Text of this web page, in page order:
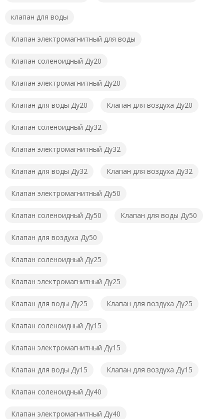
клапан для воды
Клапан электромагнитный для воды
Клапан соленоидный Ду20
Клапан электромагнитный Ду20
Клапан для воды Ду20 Клапан для воздуха Ду20
Клапан соленоидный Ду32
Клапан электромагнитный Ду32
Клапан для воды Ду32 Клапан для воздуха Ду32
Клапан электромагнитный Ду50
Клапан соленоидный Ду50 Клапан для воды Ду50
Клапан для воздуха Ду50
Клапан соленоидный Ду25
Клапан электромагнитный Ду25
Клапан для воды Ду25 Клапан для воздуха Ду25
Клапан соленоидный Ду15
Клапан электромагнитный Ду15
Клапан для воды Ду15 Клапан для воздуха Ду15
Клапан соленоидный Ду40
Клапан электромагнитный Ду40